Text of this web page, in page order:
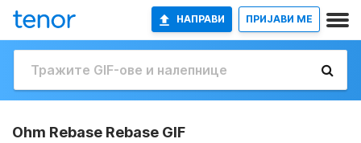
НАПРАВИ ПРИЈАВИ МЕ
Ohm Rebase Rebase GIF